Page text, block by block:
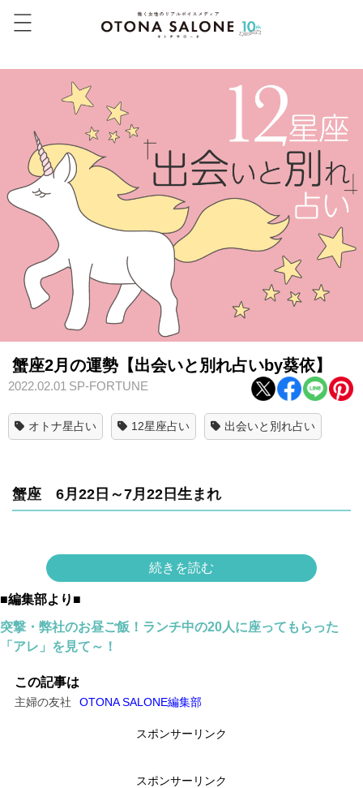
蟹座2月の運勢【出会いと別れ占いby葵依】
2022.02.01 SP-FORTUNE
オトナ星占い 12星座占い 出会いと別れ占い
蟹座 6月22日～7月22日生まれ
「特定の人に対する執着心」との別れがある月。
も愛情深い人ですが、それは行き過ぎると執着心に。その
結果、疑い深くなったり、空回りしてしまう出来事に発展
続きを読む
■編集部より■
突撃・弊社のお昼ご飯！ランチ中の20人に座ってもらった
「アレ」を見て～！
この記事は
主婦の友社 OTONA SALONE編集部
スポンサーリンク
スポンサーリンク